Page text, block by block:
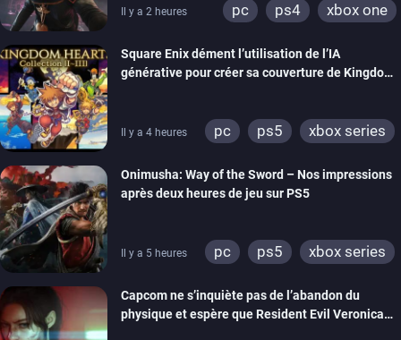
Il y a 2 heures pc ps4 xbox one
Square Enix dément l’utilisation de l’IA
générative pour créer sa couverture de Kingdom
Il y a 4 heures pc ps5
xbox series
Onimusha: Way of the Sword – Nos impressions
après deux heures de jeu sur PS5
Il y a 5 heures pc ps5
xbox series
Capcom ne s’inquiète pas de l’abandon du
physique et espère que Resident Evil Veronica